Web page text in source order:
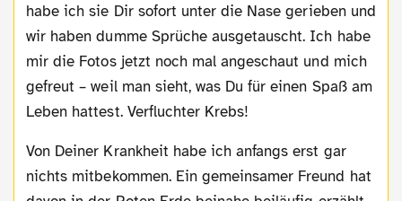
habe ich sie Dir sofort unter die Nase gerieben und
wir haben dumme Sprüche ausgetauscht. Ich habe
mir die Fotos jetzt noch mal angeschaut und mich
gefreut – weil man sieht, was Du für einen Spaß am
Leben hattest. Verfluchter Krebs!
Von Deiner Krankheit habe ich anfangs erst gar
nichts mitbekommen. Ein gemeinsamer Freund hat